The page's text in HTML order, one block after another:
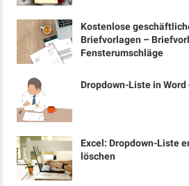
Kostenlose
Briefvorlagen –
Fensterumschläge
Dropdown-Liste in
Excel: Dropdown-Liste
löschen